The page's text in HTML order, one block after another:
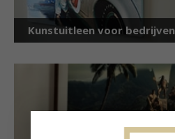
Kunstuitleen voor bedrijven